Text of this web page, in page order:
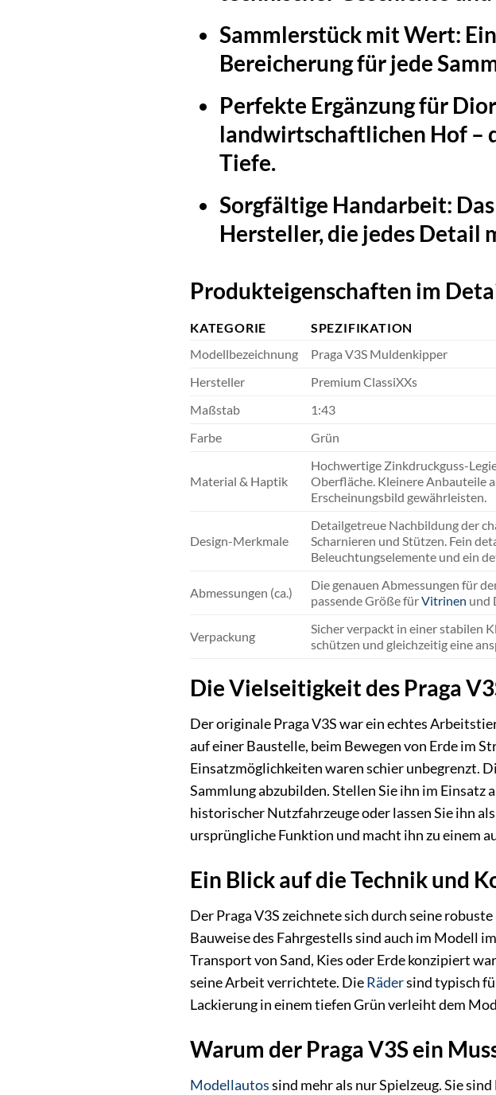
Sammlerstück mit Wert:
Bereicherung für jede
Perfekte Ergänzung für
landwirtschaftlichen Hof –
Tiefe.
Sorgfältige Handarbeit:
Hersteller, die jedes Detail
Produkteigenschaften im
KATEGORIE
SPEZIFIKATION
Modellbezeichnung
Praga V3S Muldenkipper
Hersteller
Premium ClassiXXs
Maßstab
1:43
Farbe
Grün
Material & Haptik
Hochwertige Zinkdruckguss-
Oberfläche. Kleinere Anbauteile
Erscheinungsbild gewährleisten.
Design-Merkmale
Detailgetreue Nachbildung der
Scharnieren und Stützen. Fein
Beleuchtungselemente und ein
Abmessungen (ca.)
Die genauen Abmessungen für
passende Größe fürVitrinen und
Verpackung
Sicher verpackt in einer stabilen
schützen und gleichzeitig eine
Die Vielseitigkeit des Praga
Der originale Praga V3S war ein echtes
auf einer Baustelle, beim Bewegen von Erde im
Einsatzmöglichkeiten waren schier unbegrenzt.
Sammlung abzubilden. Stellen Sie ihn im
historischer Nutzfahrzeuge oder lassen Sie ihn
ursprüngliche Funktion und macht ihn zu einem
Ein Blick auf die Technik und
Der Praga V3S zeichnete sich durch seine
Bauweise des Fahrgestells sind auch im Modell
Transport von Sand, Kies oder Erde konzipiert
seine Arbeit verrichtete. DieRädersind typisch
Lackierung in einem tiefen Grün verleiht dem
Warum der Praga V3S ein
Modellautossind mehr als nur Spielzeug. Sie